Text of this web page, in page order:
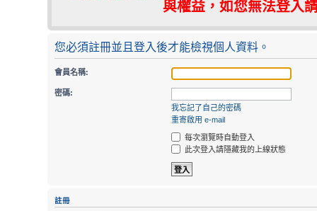
與權益，如您無法登入
您必須註冊並且登入後才能檢視個人資料。
會員名稱:
密碼:
我忘記了自己的密碼
重寄啟用 e-mail
每次瀏覽時自動登入
此次登入請隱藏我的上線狀態
註冊